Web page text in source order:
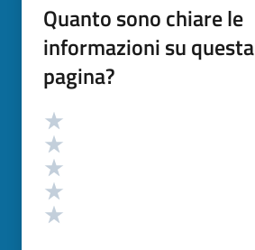
Quanto sono chiare le
informazioni su questa
pagina?
Valutazione